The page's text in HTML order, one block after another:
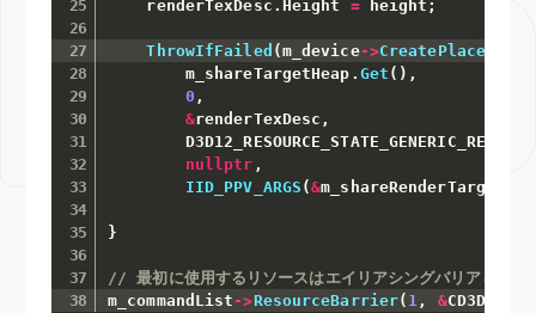
    renderTexDesc
. Height = height ;
ThrowIfFailed (m_device->
        m_shareTargetHeap
. Get ( ) ,
0 ,
&renderTexDesc ,
        D3D12_RESOURCE_STATE_GENERIC_READ
nullptr ,
IID_PPV_ARGS (&m_shareRenderTargets
}
// 最初に使用するリソースはエイリアシングバリアをかけ
m_commandList ->ResourceBarrier( 1 , &